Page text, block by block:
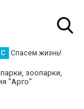
С Спасем жизнь!
зоопарки,
"Арго"